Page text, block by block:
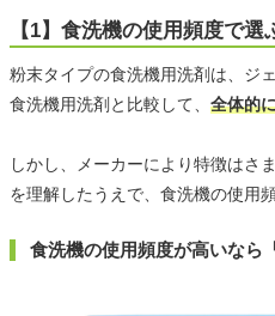
【1】食洗機の使用頻度で選
粉末タイプの食洗機用洗剤は、ジ
食洗機用洗剤と比較して、 全体的
しかし、メーカーにより特徴はさ
を理解したうえで、食洗機の使用
食洗機の使用頻度が高いなら